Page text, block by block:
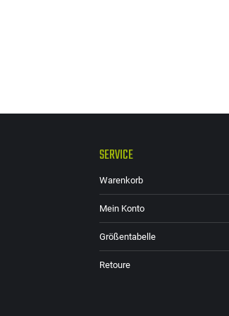
SERVICE
Warenkorb
Mein Konto
Größentabelle
Retoure